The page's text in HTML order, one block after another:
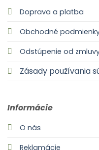
Doprava a platba
Obchodné
Odstúpenie od
Zásady používania
Informácie
O nás
Reklamácie